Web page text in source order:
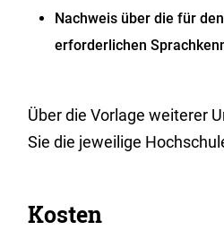
Nachweis über die für
erforderlichen
Über die Vorlage weiterer
Sie die jeweilige
Kosten